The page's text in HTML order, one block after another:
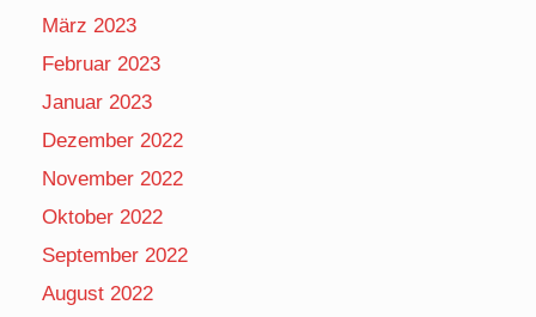
März 2023
Februar 2023
Januar 2023
Dezember 2022
November 2022
Oktober 2022
September 2022
August 2022